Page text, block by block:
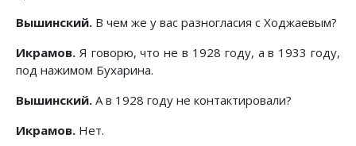
Вышинский. В чем же у вас разногласия с Ходжаевым?
Икрамов. Я говорю, что не в 1928 году, а в 1933 году,
под нажимом Бухарина.
Вышинский. А в 1928 году не контактировали?
Икрамов. Нет.